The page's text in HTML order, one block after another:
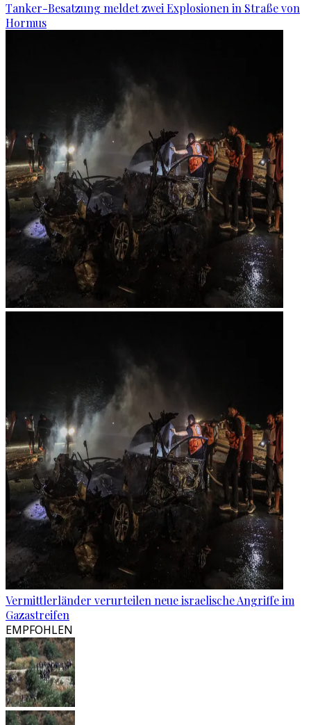
Tanker-Besatzung meldet zwei Explosionen in Straße von
Hormus
Vermittlerländer verurteilen neue israelische Angriffe im
Gazastreifen
EMPFOHLEN